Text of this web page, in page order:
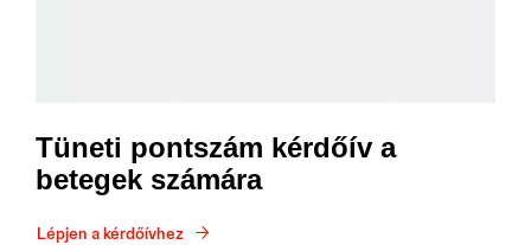
Tüneti pontszám kérdőív a
betegek számára
Lépjen a kérdőívhez